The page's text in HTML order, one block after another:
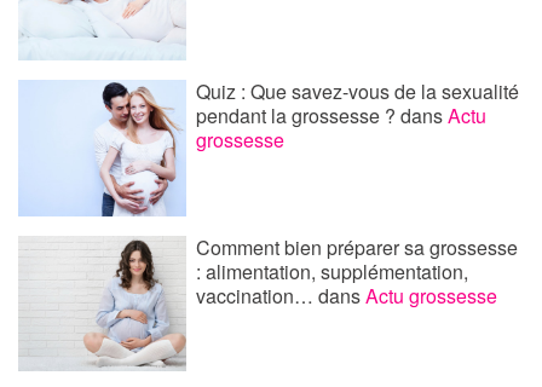
Quiz : Que savez-vous de la sexualité
pendant la grossesse ?dansActu
grossesse
Comment bien préparer sa grossesse
: alimentation, supplémentation,
vaccination…dansActu grossesse